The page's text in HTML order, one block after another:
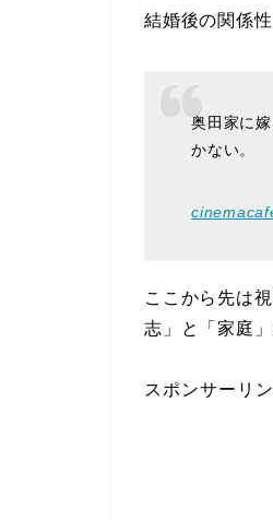
結婚後の関係
奥田家に
かない。
ここから先は
志」と「家庭
スポンサーリ